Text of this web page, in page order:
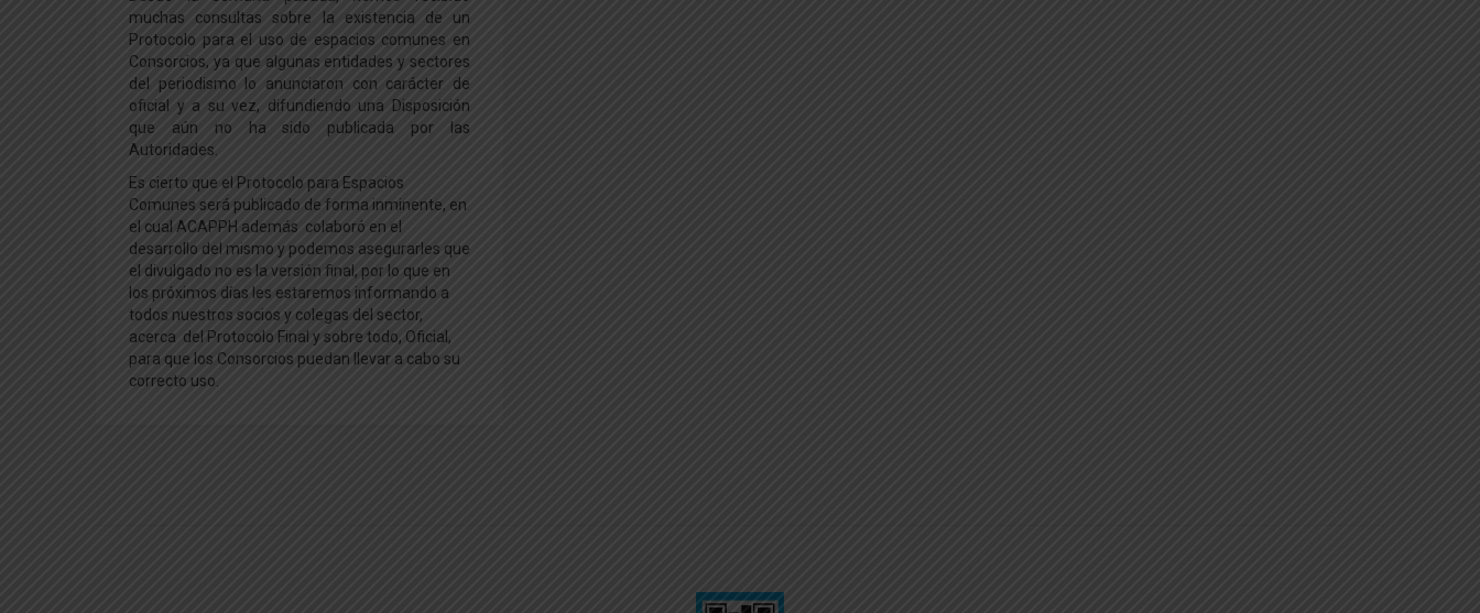
muchas consultas sobre la existencia de un
Protocolo para el uso de espacios comunes en
Consorcios, ya que algunas entidades y sectores
del periodismo lo anunciaron con carácter de
oficial y a su vez, difundiendo una Disposición
que aún no ha sido publicada por las
Autoridades.
Es cierto que el Protocolo para Espacios
Comunes será publicado de forma inminente, en
el cual ACAPPH además colaboró en el
desarrollo del mismo y podemos asegurarles que
el divulgado no es la versión final, por lo que en
los próximos días les estaremos informando a
todos nuestros socios y colegas del sector,
acerca del Protocolo Final y sobre todo, Oficial,
para que los Consorcios puedan llevar a cabo su
correcto uso.